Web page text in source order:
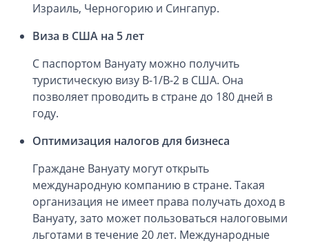
Оффшорные компании
Оффшоры на БВО (BVI)
Оффшоры на Маршалловых Островах
Финансовая отчетность
Ликвидация зарубежных компаний
Открытие счёта
Открытие счета в платежной системе
Израиль, Черногорию и Сингапур.
Виза в США на 5 лет
С паспортом Вануату можно получить
туристическую визу B-1/B-2 в США. Она
позволяет проводить в стране до 180 дней в
году.
Оптимизация налогов для бизнеса
Граждане Вануату могут открыть
международную компанию в стране. Такая
организация не имеет права получать доход в
Вануату, зато может пользоваться налоговыми
льготами в течение 20 лет. Международные